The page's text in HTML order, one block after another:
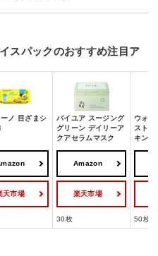
スパックのおすすめ注目ア
ノ 目ざまシ
バイユア スージング
グリーン デイリーア
クアセラムマスク
ウォン
ストア
キンパ
天市場
Amazon
楽天市場
30枚 50枚